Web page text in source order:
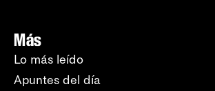
Más
Lo más leído
Apuntes del día